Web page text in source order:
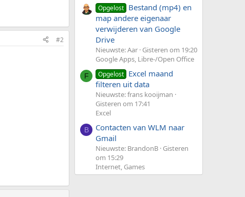
#2
Opgelost Bestand (mp4) en
map andere eigenaar
verwijderen van Google
Drive
Nieuwste: Aar Gisteren om 19:20
Google Apps, Libre-/Open Office
F Opgelost Excel maand
filteren uit data
Nieuwste: frans kooijman
Gisteren om 17:41
Excel
B
Contacten van WLM naar
Gmail
Nieuwste: BrandonB Gisteren
om 15:29
Internet, Games